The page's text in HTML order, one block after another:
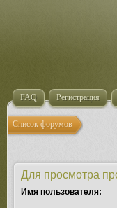
FAQ Регистрация
Список форумов
Для просмотра
Имя пользователя: